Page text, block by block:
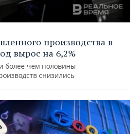
производства в
вырос на 6,2%
более чем половины
снизились